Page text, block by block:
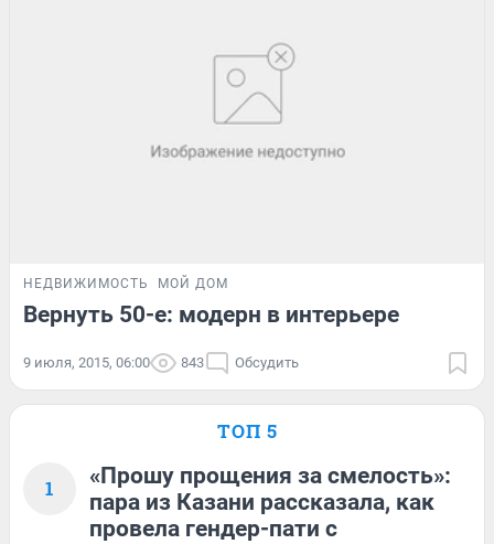
НЕДВИЖИМОСТЬ МОЙ ДОМ
Вернуть 50-е: модерн в интерьере
9 июля, 2015, 06:00 843 Обсудить
ТОП 5
1
«Прошу прощения за смелость»:
пара из Казани рассказала, как
провела гендер-пати с